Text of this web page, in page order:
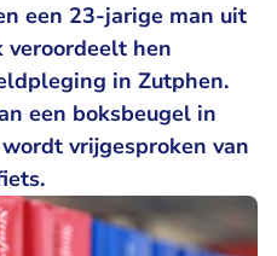
een 23-jarige man uit
veroordeelt hen
in Zutphen.
een boksbeugel in
vrijgesproken van